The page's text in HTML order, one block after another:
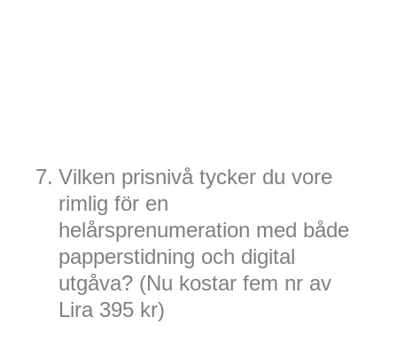
7. Vilken prisnivå tycker du vore
rimlig för en
helårsprenumeration med både
papperstidning och digital
utgåva? (Nu kostar fem nr av
Lira 395 kr)